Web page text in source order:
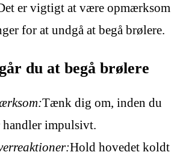
er vigtigt at være opmærksom
for at undgå at begå brølere.
du at begå brølere
Tænk dig om, inden du
handler impulsivt.
Hold hovedet koldt